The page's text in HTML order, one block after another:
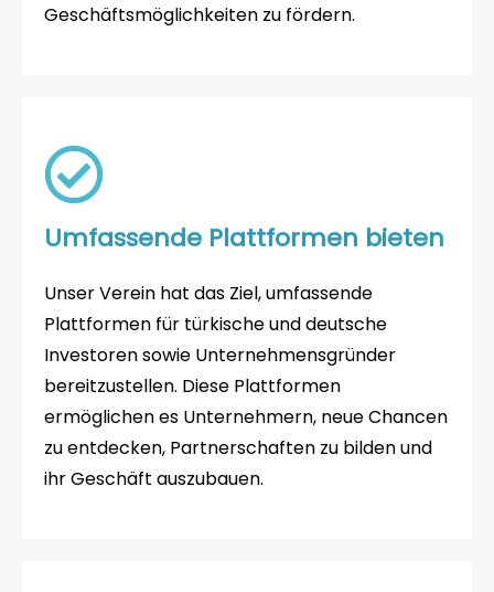
Geschäftsmöglichkeiten zu fördern.
Umfassende Plattformen bieten
Unser Verein hat das Ziel, umfassende
Plattformen für türkische und deutsche
Investoren sowie Unternehmensgründer
bereitzustellen. Diese Plattformen
ermöglichen es Unternehmern, neue Chancen
zu entdecken, Partnerschaften zu bilden und
ihr Geschäft auszubauen.